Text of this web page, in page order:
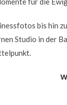
bis hin
Studio in der